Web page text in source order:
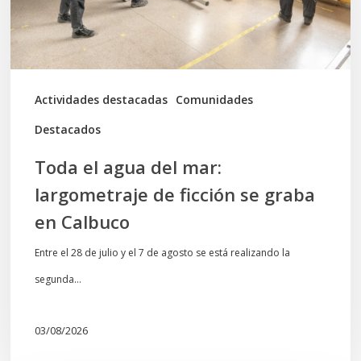
Actividades destacadas Comunidades
Destacados
de
ficción
se
graba
Toda el agua del mar:
largometraje de ficción se graba
en Calbuco
Entre el 28 de julio y el 7 de agosto se está realizando la
segunda…
03/08/2026